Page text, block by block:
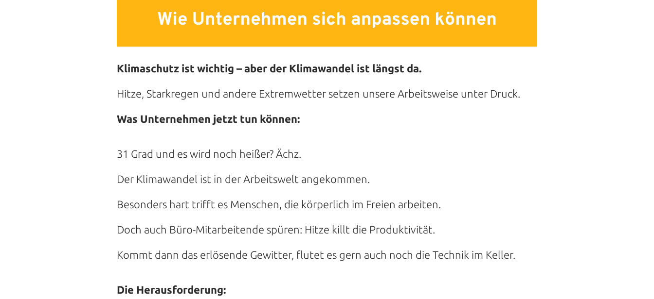
Klimaschutz ist wichtig – aber der Klimawandel ist längst da.
Hitze, Starkregen und andere Extremwetter setzen unsere Arbeitsweise unter Druck.
Was Unternehmen jetzt tun können:
31 Grad und es wird noch heißer? Ächz.
Der Klimawandel ist in der Arbeitswelt angekommen.
Besonders hart trifft es Menschen, die körperlich im Freien arbeiten.
Doch auch Büro-Mitarbeitende spüren: Hitze killt die Produktivität.
Kommt dann das erlösende Gewitter, flutet es gern auch noch die Technik im Keller.
Die Herausforderung: